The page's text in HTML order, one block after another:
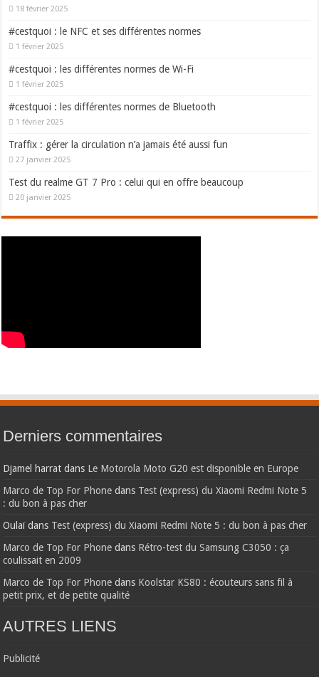
18 février 2025
#cestquoi : le NFC et ses différentes normes
1 février 2025
#cestquoi : les différentes normes de Wi-Fi
1 février 2025
#cestquoi : les différentes normes de Bluetooth
1 février 2025
Traffix : gérer la circulation n’a jamais été aussi fun
27 janvier 2025
Test du realme GT 7 Pro : celui qui en offre beaucoup
20 janvier 2025
Derniers commentaires
Djamel harrat dans Le Motorola Moto G20 est disponible en Europe
Marco de Top For Phone dans Test (express) du Xiaomi Redmi Note 5
: du bon à pas cher
Oulaïdans Test (express) du Xiaomi Redmi Note 5 : du bon à pas cher
Marco de Top For Phone dans Rétro-test du Samsung C3050 : ça
coulissait en 2009
Marco de Top For Phone dans Koolstar KS80 : écouteurs sans fil à
petit prix, et de petite qualité
AUTRES LIENS
Publicité